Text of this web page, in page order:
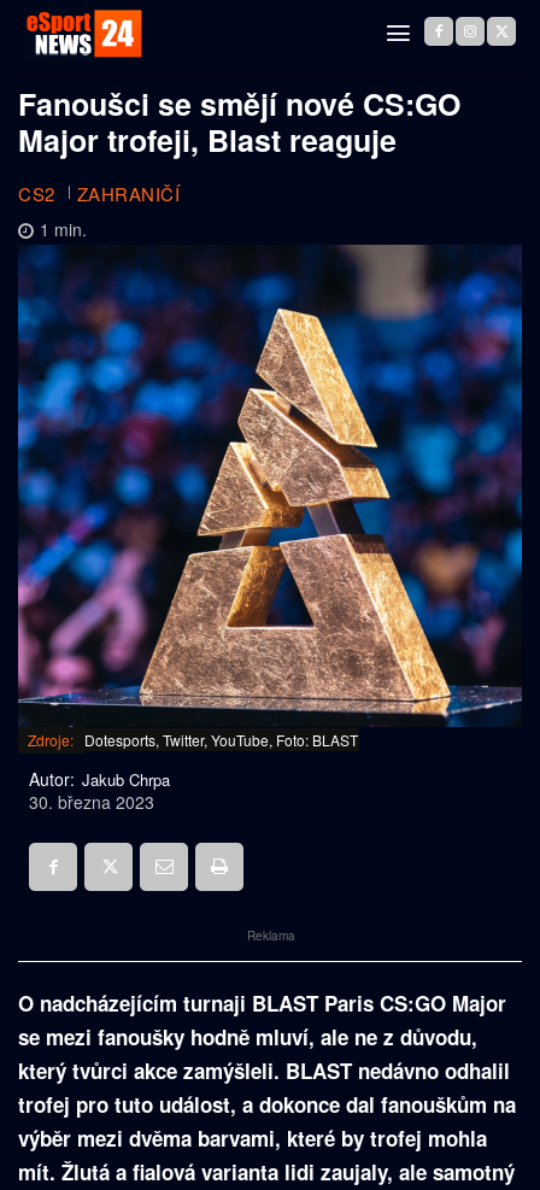
Fanoušci se smějí nové CS:GO
Major trofeji, Blast reaguje
CS2 ZAHRANIČÍ
1 min.
Zdroje: Dotesports, Twitter, YouTube, Foto: BLAST
Autor: Jakub Chrpa
30. března 2023
Reklama
O nadcházejícím turnaji BLAST Paris CS:GO Major
se mezi fanoušky hodně mluví, ale ne z důvodu,
který tvůrci akce zamýšleli. BLAST nedávno odhalil
trofej pro tuto událost, a dokonce dal fanouškům na
výběr mezi dvěma barvami, které by trofej mohla
mít. Žlutá a fialová varianta lidi zaujaly, ale samotný